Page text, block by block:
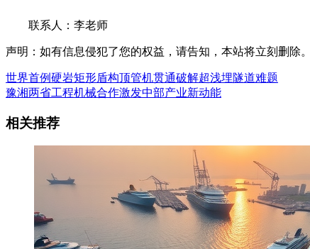
联系人：李老师
声明：如有信息侵犯了您的权益，请告知，本站将立刻删除。
世界首例硬岩矩形盾构顶管机贯通破解超浅埋隧道难题
豫湘两省工程机械合作激发中部产业新动能
相关推荐